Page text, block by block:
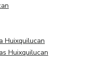
Huixquilucan
Huixquilucan